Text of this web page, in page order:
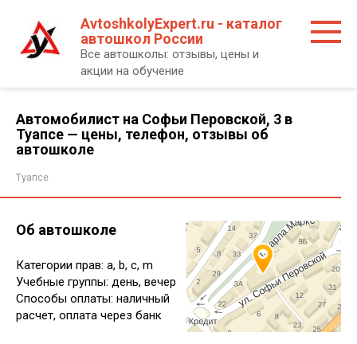
контенту
AvtoshkolyExpert.ru - каталог
автошкол России
Все автошколы: отзывы, цены и
акции на обучение
Автомобилист на Софьи Перовской, 3 в
Туапсе — цены, телефон, отзывы об
автошколе
Туапсе
Об автошколе
Категории прав: a, b, c, m
Учебные группы: день, вечер
Способы оплаты: наличный
расчет, оплата через банк